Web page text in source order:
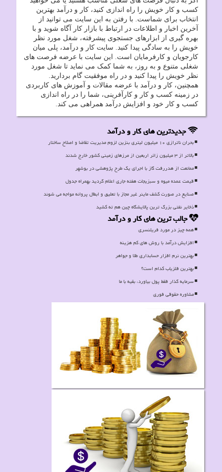
کسب و کار خویش را راه اندازی کنید، کار و درآمد بهترین
انتخاب برای شماست. با رفتن به این سایت می توانید از
آخرین اخبار و اطلاعات در ارتباط با بازار کار آگاه شوید و با
بهره گیری از ابزارهای جستجوی پیشرفته، شغل مورد نظر
خویش را به سادگی پیدا کنید. سایت کار و درآمد، پلی میان
کارجویان و کارفرمایان است. این سایت با عرضه فرصت های
شغلی متنوع و به روز، به شما کمک می نماید تا شغل مورد
نظر خویش را پیدا کنید و در راه موفقیت گام بردارید.
همچنین، کار و درآمد با عرضه مقالات و آموزش های کاربردی
در زمینه کسب و کار و کارآفرینی، شما را در راه اندازی
کسب و کار خود و افزایش درآمد همراهی می کند.
جدیدترین های کار و درآمد
بحران ناترازی ۱۰ میلیون لیتری بنزین لزوم مدیریت تقاضا و اصلاح ساختار
بالاتر از ۳ میلیون زائر اربعین از مرزهای زمینی کشور خارج شدند
ممانعت از هدررفت گاز با اجرای یک طرح پژوهشی در بوشهر
قیمت عمده میوه و سبزیجات هفته جاری اعلام گردید بهمراه جدول
صنایع در صورت کشف ماینر غیر مجاز با تعلیق و ابطال پروانه مواجه می شوند
ذخایر نفتی بزرگ ترین پالایشگاه چین هم ته کشید
جالب ترین های کار و درآمد
همه چیز در مورد فریلنسری
افزایش درآمد با روش های کم هزینه
بهترین نرم افزار حسابداری طلا و جواهر
بهترین فلزیاب كدام است؟
سرمایه گذار فقط پول بیاورد، بقیه با ما
مشاوره حقوقی فوری